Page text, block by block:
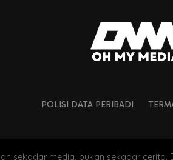
POLISI DATA PERIBADI
sekadar media, bukan sekadar cerita.